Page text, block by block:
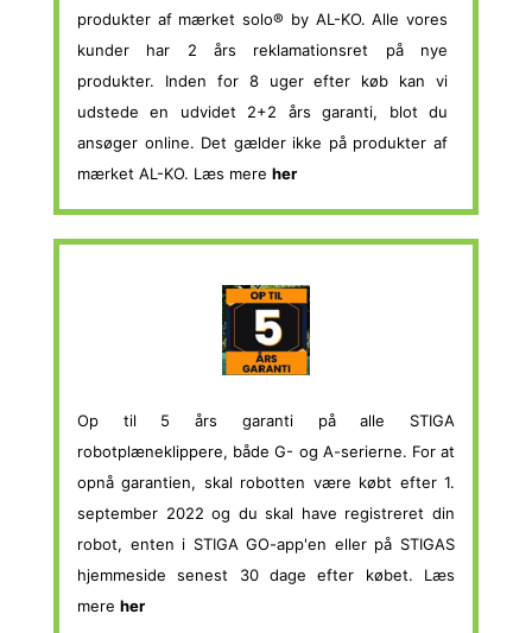
produkter af mærket solo® by AL-KO. Alle vores
kunder har 2 års reklamationsret på nye
produkter. Inden for 8 uger efter køb kan vi
udstede en udvidet 2+2 års garanti, blot du
ansøger online. Det gælder ikke på produkter af
mærket AL-KO. Læs mere her
Op til 5 års garanti på alle STIGA
robotplæneklippere, både G- og A-serierne. For at
opnå garantien, skal robotten være købt efter 1.
september 2022 og du skal have registreret din
robot, enten i STIGA GO-app'en eller på STIGAS
hjemmeside senest 30 dage efter købet. Læs
mere her